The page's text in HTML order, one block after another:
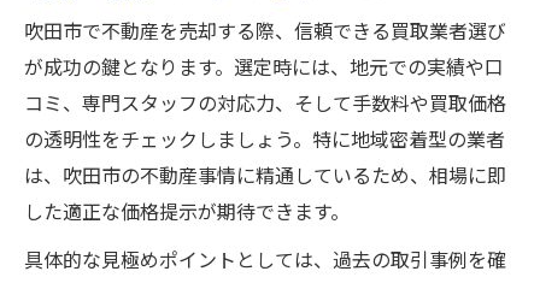
ト
不安を解消する吹田市での不動産売却サポート
吹田市の不動産売却サポートで安心取引を
実現
不動産売却の不安を吹田市でサポートする
体制
吹田市で安心できる不動産売却の支援内容
吹田市で不動産を売却する際、信頼できる買取業者選び
が成功の鍵となります。選定時には、地元での実績や口
コミ、専門スタッフの対応力、そして手数料や買取価格
の透明性をチェックしましょう。特に地域密着型の業者
は、吹田市の不動産事情に精通しているため、相場に即
した適正な価格提示が期待できます。
具体的な見極めポイントとしては、過去の取引事例を確